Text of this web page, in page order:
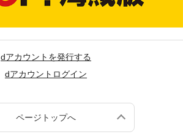
dアカウントを発行する
dアカウントログイン
ページトップへ